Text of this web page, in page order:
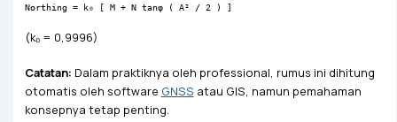
Northing = k₀ [ M + N tanφ ( A² / 2 ) ]
(k₀ = 0,9996)
Catatan: Dalam praktiknya oleh professional, rumus ini dihitung
otomatis oleh software GNSS atau GIS, namun pemahaman
konsepnya tetap penting.